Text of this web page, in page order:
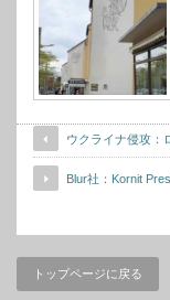
ウクライナ侵攻：
Blur社：Kornit
トップページに戻る